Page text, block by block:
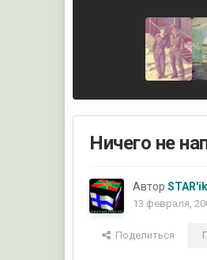
Ничего не
АвторSTAR'ik
13 февраля,
Поделиться